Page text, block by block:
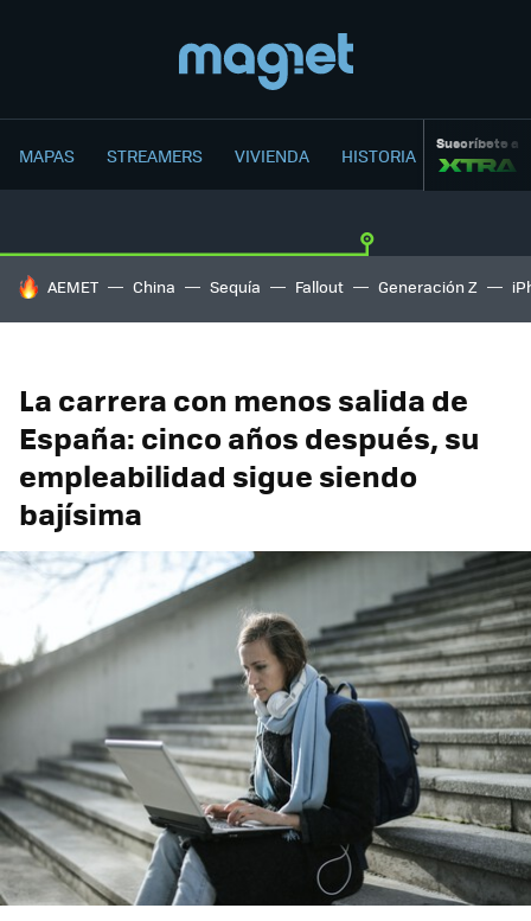
MAPAS STREAMERS VIVIENDA HISTORIA Suscríbete a
HOY SE HABLA DE
AEMET China Sequía Fallout Generación Z
La carrera con menos salida de
España: cinco años después, su
empleabilidad sigue siendo
bajísima